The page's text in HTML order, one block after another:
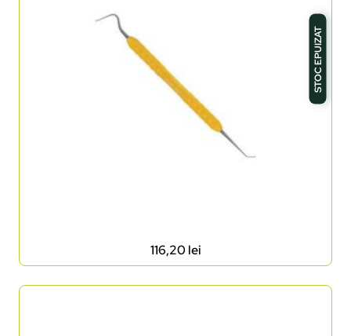
STOC EPUIZAT
116,20 lei